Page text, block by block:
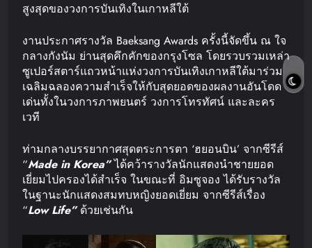
สูงสุดของวงการบันเทิงในเกาหลีใต้
งานประกาศรางวัล Baeksang Awards ครั้งนี้จัดขึ้น ณ ใจ
กลางกังนัม ย่านสุดคึกคักของกรุงโซล โดยรวบรวมเหล่า
ซูเปอร์สตาร์แถวหน้าแห่งวงการบันเทิงเกาหลีใต้มาร่วม
เฉลิมฉลองความสำเร็จให้กับสุดยอดของผลงานอันโดด
เด่นทั้งในวงการภาพยนตร์ วงการโทรทัศน์ และละคร
เวที
ท่ามกลางบรรยากาศสุดตระการตา ‘ฮยอนบิน’ จากซีรีส์
“Made in Korea”ได้คว้ารางวัลนักแสดงนำชายยอด
เยี่ยมไปครองได้สำเร็จ ในขณะที่ อิมซูจอง ได้รับรางวัล
ในฐานะนักแสดงสมทบหญิงยอดเยี่ยม จากซีรีส์เรื่อง
“Low Life”ด้วยเช่นกัน